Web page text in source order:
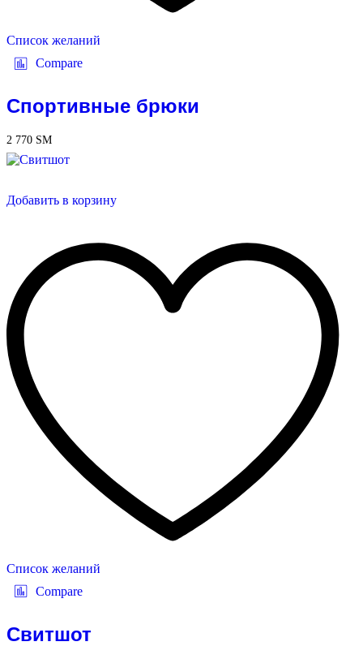
Список желаний
Compare
Спортивные брюки
2 770 ЅМ
Добавить в корзину
Список желаний
Compare
Свитшот